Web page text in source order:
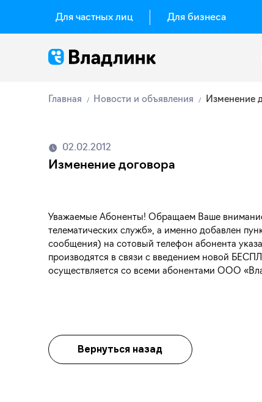
Для частных лиц Для бизнеса
Главная Новости и объявления Изменение
02.02.2012
Изменение договора
Уважаемые Абоненты! Обращаем Ваше внимание
телематических служб», а именно добавлен
сообщения) на сотовый телефон абонента
производятся в связи с введением новой
осуществляется со всеми абонентами ООО
Вернуться назад